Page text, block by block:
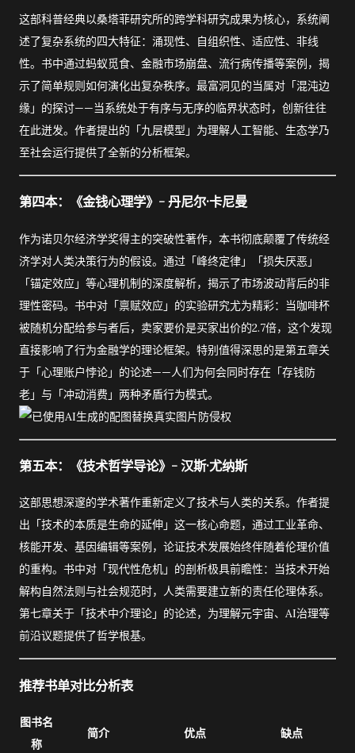
这部科普经典以桑塔菲研究所的跨学科研究成果为核心，系统阐
述了复杂系统的四大特征：涌现性、自组织性、适应性、非线
性。书中通过蚂蚁觅食、金融市场崩盘、流行病传播等案例，揭
示了简单规则如何演化出复杂秩序。最富洞见的当属对「混沌边
缘」的探讨——当系统处于有序与无序的临界状态时，创新往往
在此迸发。作者提出的「九层模型」为理解人工智能、生态学乃
至社会运行提供了全新的分析框架。
第四本：《金钱心理学》- 丹尼尔·卡尼曼
作为诺贝尔经济学奖得主的突破性著作，本书彻底颠覆了传统经
济学对人类决策行为的假设。通过「峰终定律」「损失厌恶」
「锚定效应」等心理机制的深度解析，揭示了市场波动背后的非
理性密码。书中对「禀赋效应」的实验研究尤为精彩：当咖啡杯
被随机分配给参与者后，卖家要价是买家出价的2.7倍，这个发现
直接影响了行为金融学的理论框架。特别值得深思的是第五章关
于「心理账户悖论」的论述——人们为何会同时存在「存钱防
老」与「冲动消费」两种矛盾行为模式。
第五本：《技术哲学导论》- 汉斯·尤纳斯
这部思想深邃的学术著作重新定义了技术与人类的关系。作者提
出「技术的本质是生命的延伸」这一核心命题，通过工业革命、
核能开发、基因编辑等案例，论证技术发展始终伴随着伦理价值
的重构。书中对「现代性危机」的剖析极具前瞻性：当技术开始
解构自然法则与社会规范时，人类需要建立新的责任伦理体系。
第七章关于「技术中介理论」的论述，为理解元宇宙、AI治理等
前沿议题提供了哲学根基。
推荐书单对比分析表
图书名
称
简介 优点 缺点